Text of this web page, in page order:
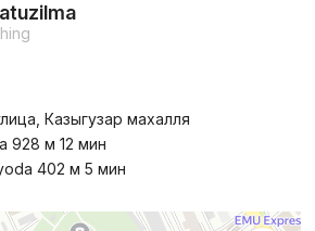
Казыгузар махалля
928 м 12 мин
402 м 5 мин